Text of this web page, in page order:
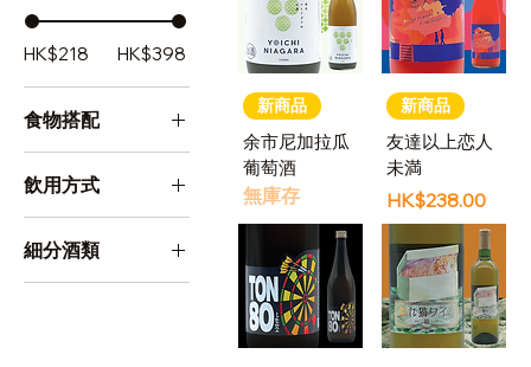
HK$218 HK$398
食物搭配
西式料理
肉類
飲用方式
細分酒類
新商品
余市尼加拉瓜
葡萄酒
無庫存
新商品
友達以上恋人
未満
價格
HK$238.00